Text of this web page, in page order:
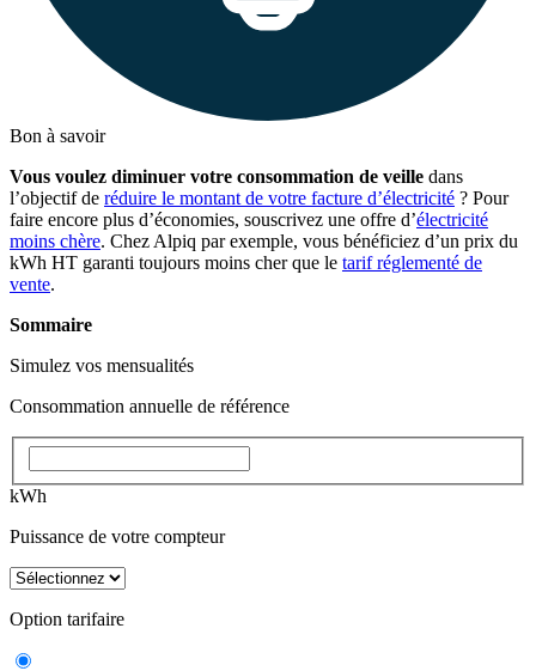
Bon à savoir
Vous voulez diminuer votre consommation de veille dans
l’objectif de réduire le montant de votre facture d’électricité ? Pour
faire encore plus d’économies, souscrivez une offre d’électricité
moins chère. Chez Alpiq par exemple, vous bénéficiez d’un prix du
kWh HT garanti toujours moins cher que le tarif réglementé de
vente.
Sommaire
Simulez vos mensualités
Consommation annuelle de référence
kWh
Puissance de votre compteur
Option tarifaire